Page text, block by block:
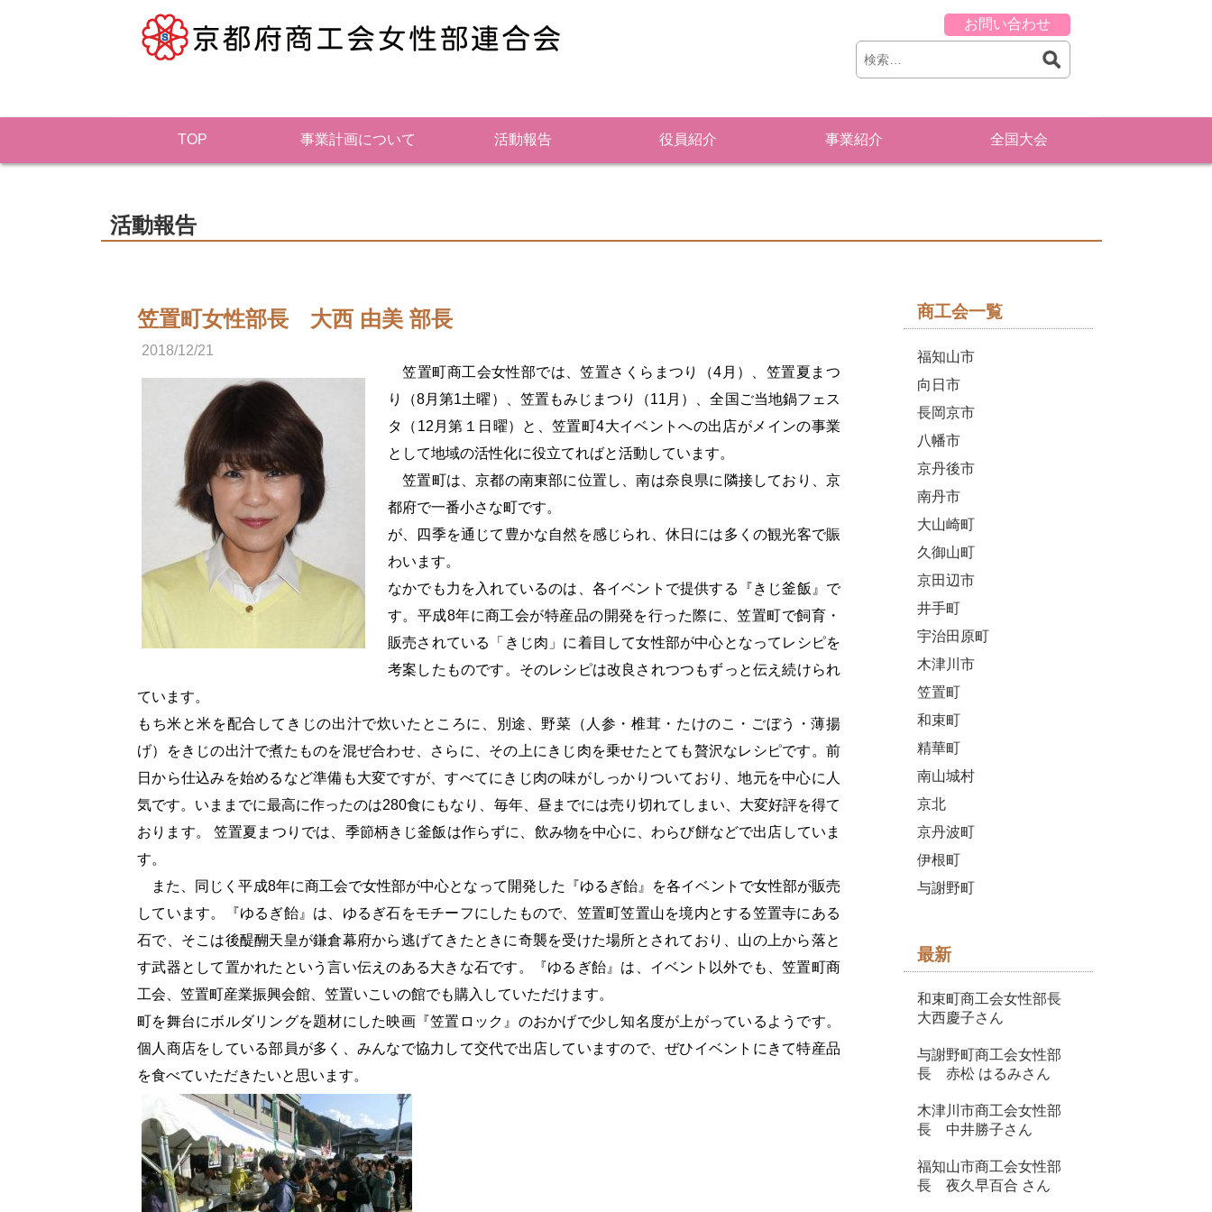
お問い合わせ
TOP 事業計画について 活動報告 役員紹介 事業紹介 全国大会
活動報告
笠置町女性部長 大西 由美 部長
2018/12/21
笠置町商工会女性部では、笠置さくらまつり（4月）、笠置夏まつ
り（8月第1土曜）、笠置もみじまつり（11月）、全国ご当地鍋フェス
タ（12月第１日曜）と、笠置町4大イベントへの出店がメインの事業
として地域の活性化に役立てればと活動しています。
笠置町は、京都の南東部に位置し、南は奈良県に隣接しており、京
都府で一番小さな町です。
が、四季を通じて豊かな自然を感じられ、休日には多くの観光客で賑
わいます。
なかでも力を入れているのは、各イベントで提供する『きじ釜飯』で
す。平成8年に商工会が特産品の開発を行った際に、笠置町で飼育・
販売されている「きじ肉」に着目して女性部が中心となってレシピを
考案したものです。そのレシピは改良されつつもずっと伝え続けられ
ています。
もち米と米を配合してきじの出汁で炊いたところに、別途、野菜（人参・椎茸・たけのこ・ごぼう・薄揚
げ）をきじの出汁で煮たものを混ぜ合わせ、さらに、その上にきじ肉を乗せたとても贅沢なレシピです。前
日から仕込みを始めるなど準備も大変ですが、すべてにきじ肉の味がしっかりついており、地元を中心に人
気です。いままでに最高に作ったのは280食にもなり、毎年、昼までには売り切れてしまい、大変好評を得て
おります。 笠置夏まつりでは、季節柄きじ釜飯は作らずに、飲み物を中心に、わらび餅などで出店していま
す。
また、同じく平成8年に商工会で女性部が中心となって開発した『ゆるぎ飴』を各イベントで女性部が販売
しています。『ゆるぎ飴』は、ゆるぎ石をモチーフにしたもので、笠置町笠置山を境内とする笠置寺にある
石で、そこは後醍醐天皇が鎌倉幕府から逃げてきたときに奇襲を受けた場所とされており、山の上から落と
す武器として置かれたという言い伝えのある大きな石です。『ゆるぎ飴』は、イベント以外でも、笠置町商
工会、笠置町産業振興会館、笠置いこいの館でも購入していただけます。
町を舞台にボルダリングを題材にした映画『笠置ロック』のおかげで少し知名度が上がっているようです。
個人商店をしている部員が多く、みんなで協力して交代で出店していますので、ぜひイベントにきて特産品
を食べていただきたいと思います。
商工会一覧
福知山市
向日市
長岡京市
八幡市
京丹後市
南丹市
大山崎町
久御山町
京田辺市
井手町
宇治田原町
木津川市
笠置町
和束町
精華町
南山城村
京北
京丹波町
伊根町
与謝野町
最新
和束町商工会女性部長
大西慶子さん
与謝野町商工会女性部
長 赤松 はるみさん
木津川市商工会女性部
長 中井勝子さん
福知山市商工会女性部
長 夜久早百合 さん